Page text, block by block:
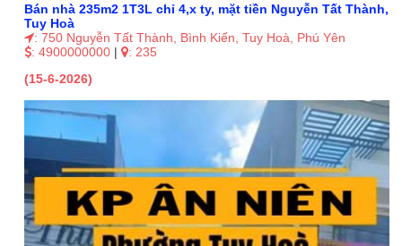
Bán nhà 235m2 1T3L chỉ 4,x ty, mặt tiền Nguyễn Tất Thành,
Tuy Hoà
: 750 Nguyễn Tất Thành, Bình Kiến, Tuy Hoà, Phú Yên
: 4900000000 | : 235
(15-6-2026)